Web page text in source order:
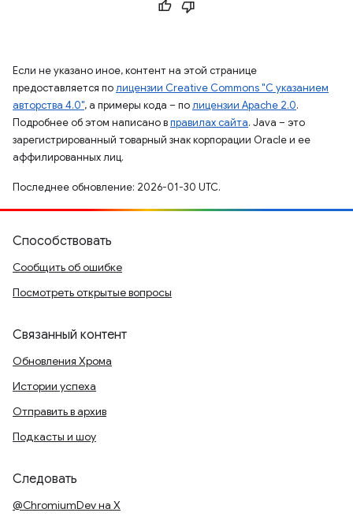
Если не указано иное, контент на этой странице
предоставляется полицензии Creative Commons "С указанием
авторства 4.0", а примеры кода – полицензии Apache 2.0.
Подробнее об этом написано вправилах сайта. Java – это
зарегистрированный товарный знак корпорации Oracle и ее
аффилированных лиц.
Последнее обновление: 2026-01-30 UTC.
Способствовать
Сообщить об ошибке
Посмотреть открытые вопросы
Связанный контент
Обновления Хрома
Истории успеха
Отправить в архив
Подкасты и шоу
Следовать
@ChromiumDev на X